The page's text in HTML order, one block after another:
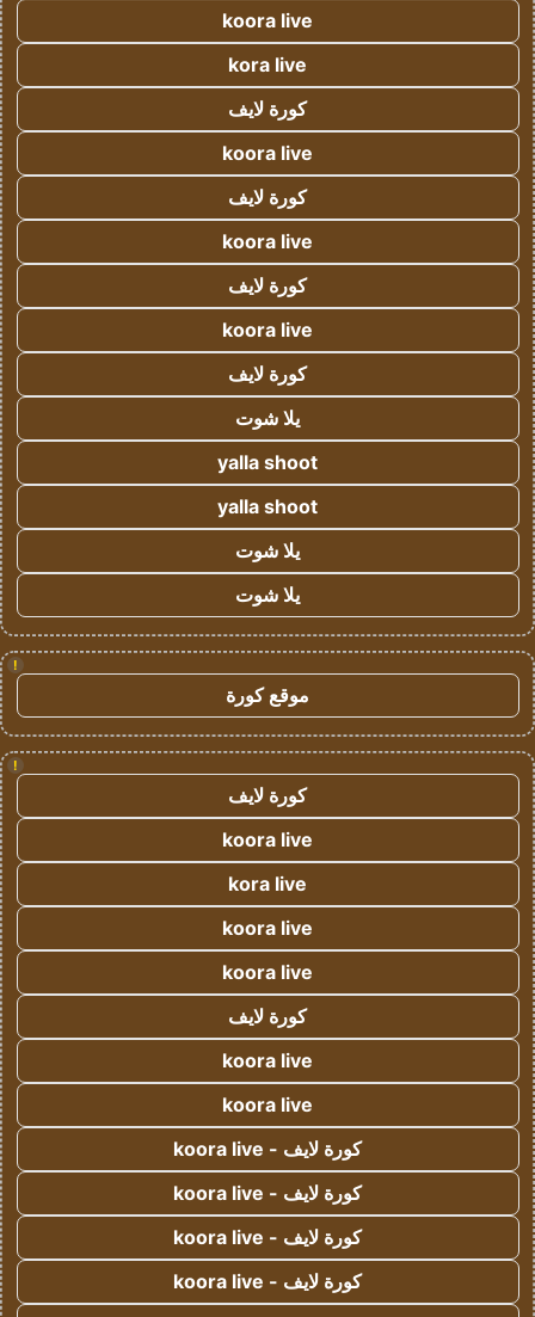
koora live
kora live
كورة لايف
koora live
كورة لايف
koora live
كورة لايف
koora live
كورة لايف
يلا شوت
yalla shoot
yalla shoot
يلا شوت
يلا شوت
!
موقع كورة
!
كورة لايف
koora live
kora live
koora live
koora live
كورة لايف
koora live
koora live
كورة لايف - koora live
كورة لايف - koora live
كورة لايف - koora live
كورة لايف - koora live